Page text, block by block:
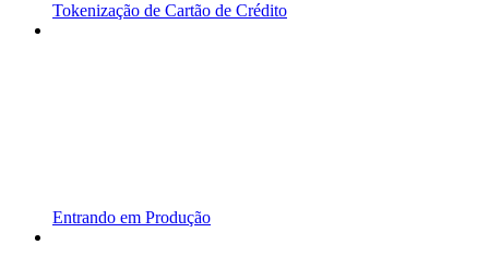
Tokenização de Cartão de Crédito
Entrando em Produção